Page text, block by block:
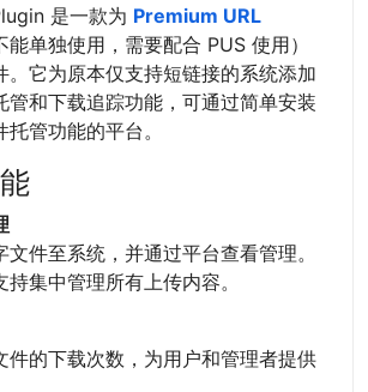
是一款为 Premium URL
能单独使用，需要配合 PUS 使用）
。它为原本仅支持短链接的系统添加
管和下载追踪功能，可通过简单安装
管功能的平台。
件至系统，并通过平台查看管理。
集中管理所有上传内容。
件的下载次数，为用户和管理者提供